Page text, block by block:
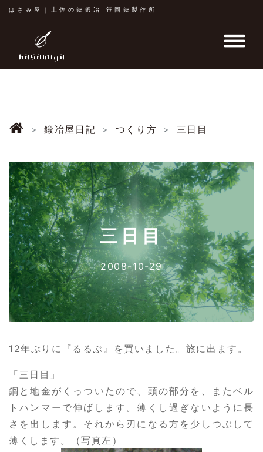
はさみ屋｜土佐の鋏鍛冶 笹岡鋏製作所
鍛冶屋日記 つくり方 三日目
三日目
2008-10-29
12年ぶりに『るるぶ』を買いました。旅に出ます。
「三日目」
鋼と地金がくっついたので、頭の部分を、またベル
トハンマーで伸ばします。薄くし過ぎないように長
さを出します。それから刃になる方を少しつぶして
薄くします。（写真左）